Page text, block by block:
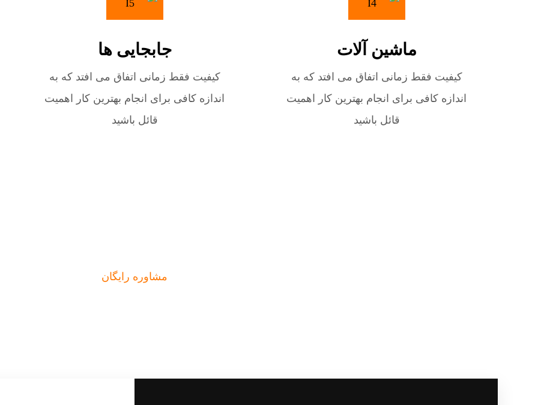
ماشین آلات
کیفیت فقط زمانی اتفاق می افتد که به
اندازه کافی برای انجام بهترین کار اهمیت
قائل باشید
جابجایی ها
کیفیت فقط زمانی اتفاق می افتد که به
اندازه کافی برای انجام بهترین کار اهمیت
قائل باشید
مشاوره رایگان